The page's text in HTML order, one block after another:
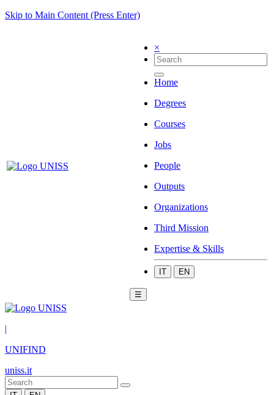
Skip to Main Content (Press Enter)
×
Home
Degrees
Courses
Jobs
People
Outputs
Organizations
Third Mission
Expertise & Skills
IT EN
☰
|
UNIFIND
uniss.it